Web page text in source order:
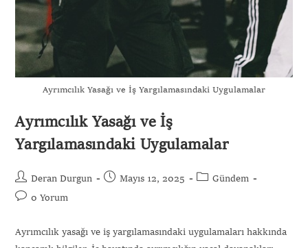
Ayrımcılık Yasağı ve İş Yargılamasındaki Uygulamalar
Ayrımcılık Yasağı ve İş
Yargılamasındaki Uygulamalar
Deran Durgun Mayıs 12, 2025
Gündem
0 Yorum
Ayrımcılık yasağı ve iş yargılamasındaki uygulamaları hakkında